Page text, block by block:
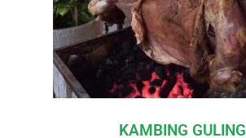
KAMBING GULING